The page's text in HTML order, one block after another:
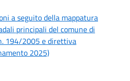
a seguito della mappatura
principali del comune di
194/2005 e direttiva
2025)